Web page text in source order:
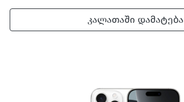
კალათაში დამატება